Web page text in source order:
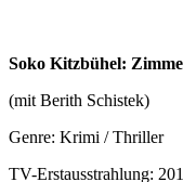
Soko Kitzbühel:
(mit Berith Schistek)
Genre: Krimi / Thriller
TV-Erstausstrahlung: